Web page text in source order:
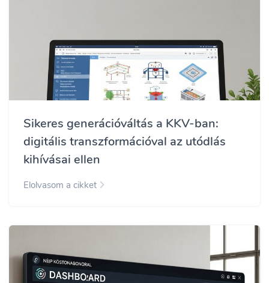
Sikeres generációváltás a KKV-ban:
digitális transzformációval az utódlás
kihívásai ellen
Elolvasom a cikket